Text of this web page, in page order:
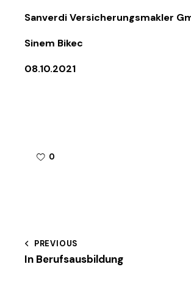
Sanverdi Versicherungsmakler
Sinem Bikec
08.10.2021
0
Beitragsnavigation
PREVIOUS
In Berufsausbildung